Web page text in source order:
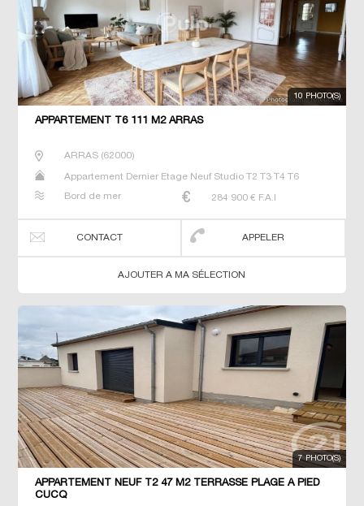
10 PHOTO(S)
APPARTEMENT T6 111 M2 ARRAS
ARRAS(62000)
Appartement Dernier Etage Neuf Studio T2 T3 T4 T6
Bord de mer 284 900 € F.A.I
CONTACT APPELER
AJOUTER A MA SÉLECTION
7 PHOTO(S)
APPARTEMENT NEUF T2 47 M2 TERRASSE PLAGE À PIED
CUCQ